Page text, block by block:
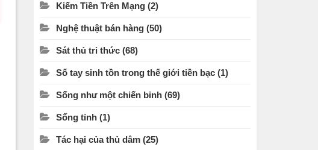
Kiếm Tiền Trên Mạng (2)
Nghệ thuật bán hàng (50)
Sát thủ tri thức (68)
Số tay sinh tồn trong thế giới tiền bạc (1)
Sống như một chiến binh (69)
Sống tỉnh (1)
Tác hại của thủ dâm (25)